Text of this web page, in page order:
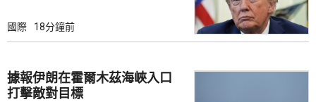
國際 18分鐘前
據報伊朗在霍爾木茲海峽入口
打擊敵對目標